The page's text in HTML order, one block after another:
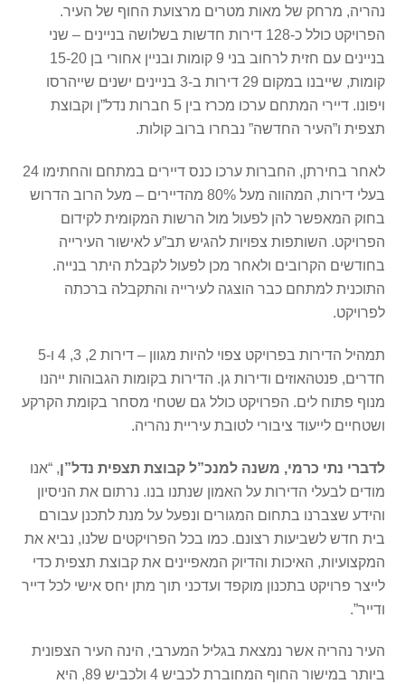
נהריה, מרחק של מאות מטרים מרצועת החוף של העיר.
הפרויקט כולל כ-128 דירות חדשות בשלושה בניינים – שני
בניינים עם חזית לרחוב בני 9 קומות ובניין אחורי בן 15-20
קומות, שייבנו במקום 29 דירות ב-3 בניינים ישנים שייהרסו
ויפונו. דיירי המתחם ערכו מכרז בין 5 חברות נדל”ן וקבוצת
תצפית ו”העיר החדשה” נבחרו ברוב קולות.
לאחר בחירתן, החברות ערכו כנס דיירים במתחם והחתימו 24
בעלי דירות, המהווה מעל 80% מהדיירים – מעל הרוב הדרוש
בחוק המאפשר להן לפעול מול הרשות המקומית לקידום
הפרויקט. השותפות צפויות להגיש תב”ע לאישור העירייה
בחודשים הקרובים ולאחר מכן לפעול לקבלת היתר בנייה.
התוכנית למתחם כבר הוצגה לעירייה והתקבלה ברכתה
לפרויקט.
תמהיל הדירות בפרויקט צפוי להיות מגוון – דירות 2, 3, 4 ו-5
חדרים, פנטהאוזים ודירות גן. הדירות בקומות הגבוהות ייהנו
מנוף פתוח לים. הפרויקט כולל גם שטחי מסחר בקומת הקרקע
ושטחיים לייעוד ציבורי לטובת עיריית נהריה.
לדברי נתי כרמי, משנה למנכ”ל קבוצת תצפית נדל”ן, “אנו
מודים לבעלי הדירות על האמון שנתנו בנו. נרתום את הניסיון
והידע שצברנו בתחום המגורים ונפעל על מנת לתכנן עבורם
בית חדש לשביעות רצונם. כמו בכל הפרויקטים שלנו, נביא את
המקצועיות, האיכות והדיוק המאפיינים את קבוצת תצפית כדי
לייצר פרויקט בתכנון מוקפד ועדכני תוך מתן יחס אישי לכל דייר
ודייר”.
העיר נהריה אשר נמצאת בגליל המערבי, הינה העיר הצפונית
ביותר במישור החוף המחוברת לכביש 4 ולכביש 89, היא